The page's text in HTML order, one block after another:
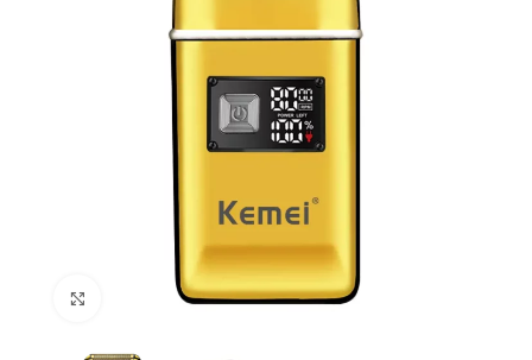
Click to enlarge